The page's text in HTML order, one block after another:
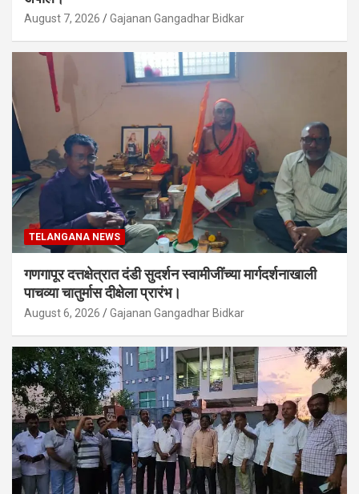
August 7, 2026 Gajanan Gangadhar Bidkar
TELANGANA NEWS
गणगापूर दत्तक्षेत्रात दंडी सुदर्शन स्वामीजींच्या मार्गदर्शनाखाली
पाचव्या चातुर्मास दीक्षेला प्रारंभ।
August 6, 2026 Gajanan Gangadhar Bidkar